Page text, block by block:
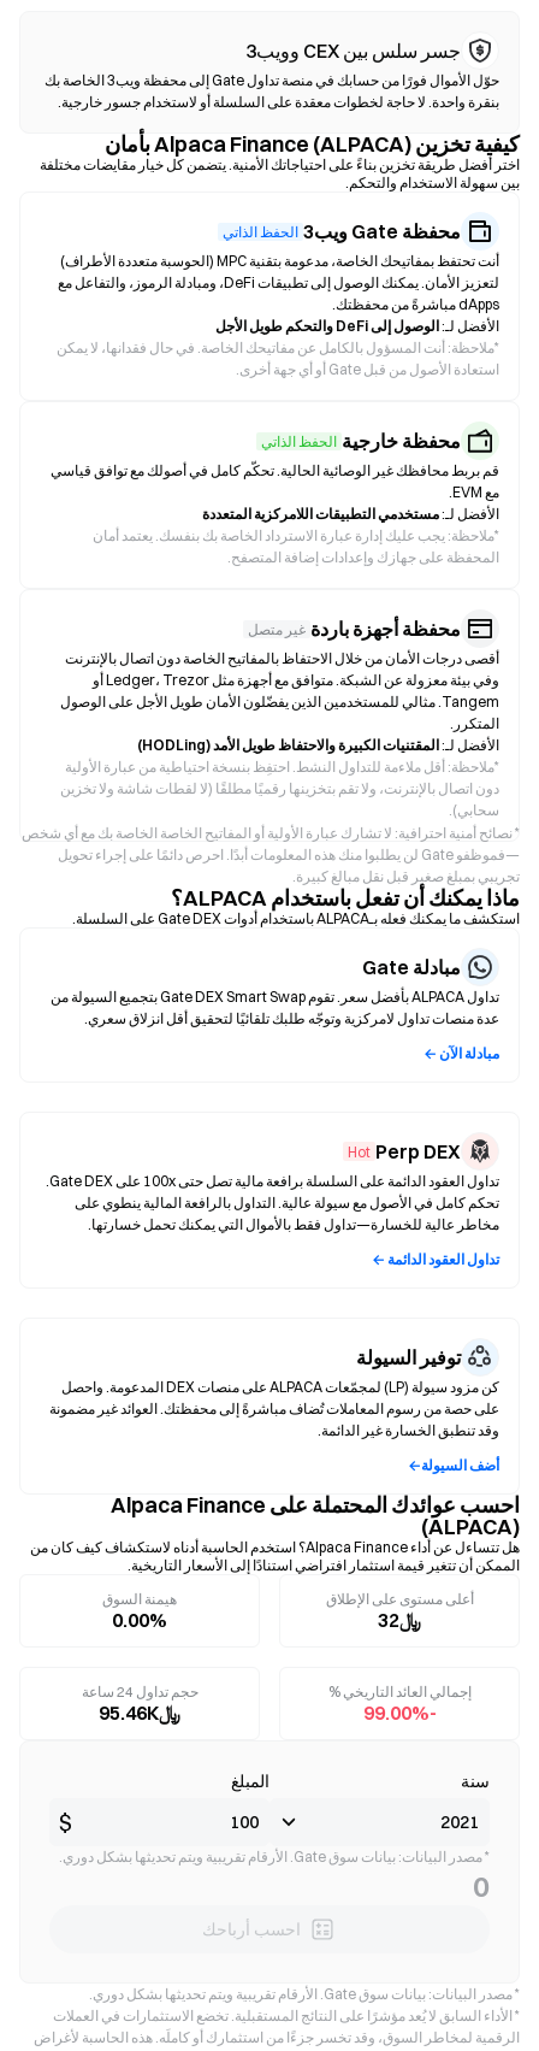
جسر سلس بين CEX وويب3
حوّل الأموال فورًا من حسابك في منصة تداول Gate إلى محفظة ويب3 الخاصة بك
بنقرة واحدة. لا حاجة لخطوات معقدة على السلسلة أو لاستخدام جسور خارجية.
كيفية تخزين Alpaca Finance (ALPACA) بأمان
اختر أفضل طريقة تخزين بناءً على احتياجاتك الأمنية. يتضمن كل خيار مقايضات مختلفة
بين سهولة الاستخدام والتحكم.
محفظة Gate ويب3
الحفظ الذاتي
أنت تحتفظ بمفاتيحك الخاصة، مدعومة بتقنية MPC (الحوسبة متعددة الأطراف)
لتعزيز الأمان. يمكنك الوصول إلى تطبيقات DeFi، ومبادلة الرموز، والتفاعل مع
dApps مباشرةً من محفظتك.
الأفضل لـ:الوصول إلى DeFi والتحكم طويل الأجل
*ملاحظة: أنت المسؤول بالكامل عن مفاتيحك الخاصة. في حال فقدانها، لا يمكن
استعادة الأصول من قبل Gate أو أي جهة أخرى.
محفظة خارجية الحفظ الذاتي
قم بربط محافظك غير الوصائية الحالية. تحكّم كامل في أصولك مع توافق قياسي
مع EVM.
الأفضل لـ:مستخدمي التطبيقات اللامركزية المتعددة
*ملاحظة: يجب عليك إدارة عبارة الاسترداد الخاصة بك بنفسك. يعتمد أمان
المحفظة على جهازك وإعدادات إضافة المتصفح.
محفظة أجهزة باردة غير متصل
أقصى درجات الأمان من خلال الاحتفاظ بالمفاتيح الخاصة دون اتصال بالإنترنت
وفي بيئة معزولة عن الشبكة. متوافق مع أجهزة مثل Ledger، Trezor أو
Tangem. مثالي للمستخدمين الذين يفضّلون الأمان طويل الأجل على الوصول
المتكرر.
الأفضل لـ:المقتنيات الكبيرة والاحتفاظ طويل الأمد (HODLing)
*ملاحظة: أقل ملاءمة للتداول النشط. احتفِظ بنسخة احتياطية من عبارة الأولية
دون اتصال بالإنترنت، ولا تقم بتخزينها رقميًا مطلقًا (لا لقطات شاشة ولا تخزين
سحابي).
* نصائح أمنية احترافية: لا تشارك عبارة الأولية أو المفاتيح الخاصة الخاصة بك مع أي شخص
—فموظفو Gate لن يطلبوا منك هذه المعلومات أبدًا. احرص دائمًا على إجراء تحويل
تجريبي بمبلغ صغير قبل نقل مبالغ كبيرة.
ماذا يمكنك أن تفعل باستخدام ALPACA؟
استكشف ما يمكنك فعله بـALPACA باستخدام أدوات Gate DEX على السلسلة.
مبادلة Gate
تداول ALPACA بأفضل سعر. تقوم Gate DEX Smart Swap بتجميع السيولة من
عدة منصات تداول لامركزية وتوجّه طلبك تلقائيًا لتحقيق أقل انزلاق سعري.
مبادلة الآن ←
Perp DEX
Hot
تداول العقود الدائمة على السلسلة برافعة مالية تصل حتى 100x على Gate DEX.
تحكم كامل في الأصول مع سيولة عالية. التداول بالرافعة المالية ينطوي على
مخاطر عالية للخسارة—تداول فقط بالأموال التي يمكنك تحمل خسارتها.
تداول العقود الدائمة ←
توفير السيولة
كن مزود سيولة (LP) لمجمّعات ALPACA على منصات DEX المدعومة. واحصل
على حصة من رسوم المعاملات تُضاف مباشرةً إلى محفظتك. العوائد غير مضمونة
وقد تنطبق الخسارة غير الدائمة.
أضف السيولة←
احسب عوائدك المحتملة على Alpaca Finance
(ALPACA)
هل تتساءل عن أداء Alpaca Finance؟ استخدم الحاسبة أدناه لاستكشاف كيف كان من
الممكن أن تتغير قيمة استثمار افتراضي استنادًا إلى الأسعار التاريخية.
أعلى مستوى على الإطلاق
﷼32
هيمنة السوق
0.00%
إجمالي العائد التاريخي %
-99.00%
حجم تداول 24 ساعة
﷼95.46K
سنة المبلغ
$
* مصدر البيانات: بيانات سوق Gate. الأرقام تقريبية ويتم تحديثها بشكل دوري.
0
احسب أرباحك
* مصدر البيانات: بيانات سوق Gate. الأرقام تقريبية ويتم تحديثها بشكل دوري.
* الأداء السابق لا يُعد مؤشرًا على النتائج المستقبلية. تخضع الاستثمارات في العملات
الرقمية لمخاطر السوق، وقد تخسر جزءًا من استثمارك أو كاملَه. هذه الحاسبة لأغراض